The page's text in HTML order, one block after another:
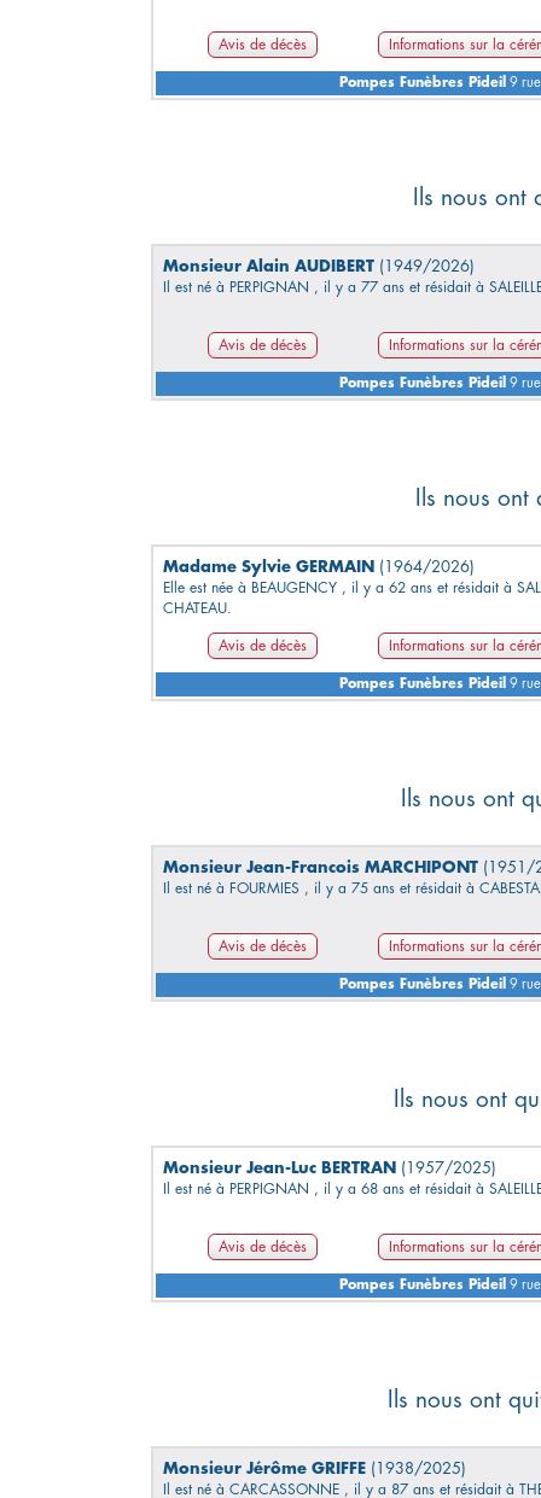
Avis de décès Informations sur la
Pompes Funèbres Pideil 9
Ils nous
Monsieur Alain AUDIBERT (1949/2026)
Il est né à PERPIGNAN , il y a 77 ans et résidait à
Avis de décès Informations sur la
Pompes Funèbres Pideil 9
Ils nous
Madame Sylvie GERMAIN (1964/2026)
Elle est née à BEAUGENCY , il y a 62 ans et résidait à
CHATEAU.
Avis de décès Informations sur la
Pompes Funèbres Pideil 9
Ils nous ont
Monsieur Jean-Francois MARCHIPONT (1951/
Il est né à FOURMIES , il y a 75 ans et résidait à
Avis de décès Informations sur la
Pompes Funèbres Pideil 9
Ils nous ont
Monsieur Jean-Luc BERTRAN (1957/2025)
Il est né à PERPIGNAN , il y a 68 ans et résidait à
Avis de décès Informations sur la
Pompes Funèbres Pideil 9
Ils nous ont
Monsieur Jérôme GRIFFE (1938/2025)
Il est né à CARCASSONNE , il y a 87 ans et résidait à